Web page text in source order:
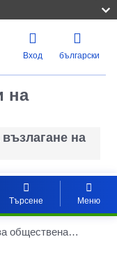
Вход български
на
на
Търсене Меню
Данни за обществената поръчка